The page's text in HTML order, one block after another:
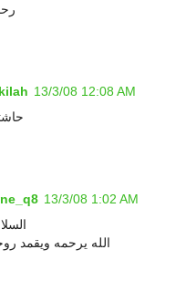
13/3/08 12:08 AM
13/3/08 1:02 AM
الله يرحمه ويقمد